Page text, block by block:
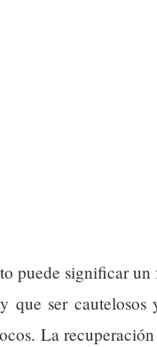
puede significar
que ser
La